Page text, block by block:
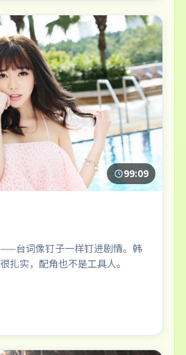
99:09
——台词像钉子一样钉进剧情。韩
扎实，配角也不是工具人。